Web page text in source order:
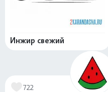
Инжир свежий
722